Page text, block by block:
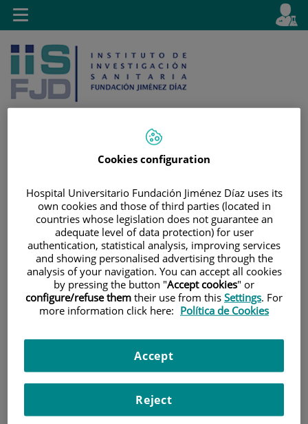
Saltar al contenido
contenido
idioma
activo
es
Toggle
navigation
ESTUDIO FASE III, PROSPECTIVO, ALEATORIZADO,
ABIERTO, CON DOS BRAZOS DE TRATAMIENTO, PARA
EVALUAR LA TASA DE REMISIÓN LIBRE DE TRATAMIENTO
(RLT) EN PACIENTES CON LMC CROMOSOMA FILADELFIA
POSITIVO, DESPUÉS DE DOS DURACIONES DISTINTAS DE
Cookies configuration
Hospital Universitario Fundación Jiménez Díaz uses its
own cookies and those of third parties (located in
countries whose legislation does not guarantee an
adequate level of data protection) for user
authentication, statistical analysis, improving services
and showing personalised advertising through the
analysis of your navigation. You can accept all cookies
by pressing the button "Accept cookies" or
configure/refuse them their use from this Settings. For
more information click here: Política de Cookies
Reject
Accept